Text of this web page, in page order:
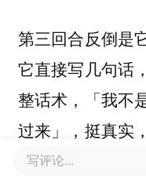
第三回合反倒是
它直接写几句话
整话术，「我不
过来」，挺真实
分父母的误会。
写评论...